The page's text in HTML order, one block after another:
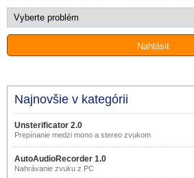
Najnovšie v kategórii
Unsterificator 2.0
Prepínanie medzi mono a stereo zvukom
AutoAudioRecorder 1.0
Nahrávanie zvuku z PC